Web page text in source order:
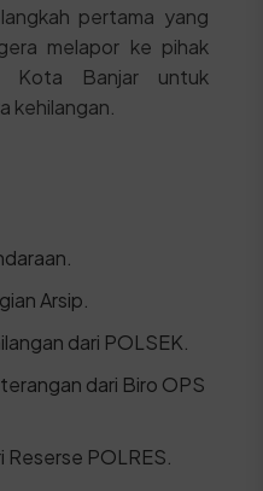
pertama yang
melapor ke pihak
Kota Banjar untuk
kehilangan.
Arsip.
dari POLSEK.
dari Biro OPS
POLRES.